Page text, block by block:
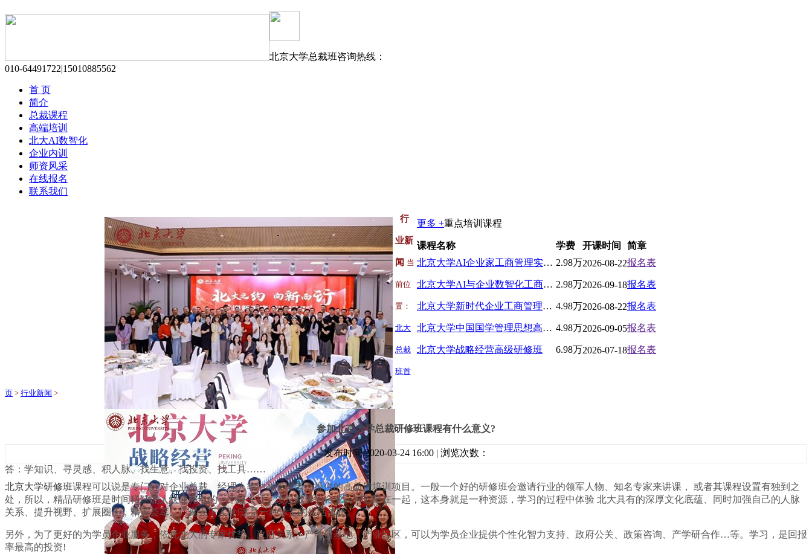
北京大学总裁班咨询热线：
010-64491722|15010885562
首 页
简介
总裁课程
高端培训
北大AI数智化
企业内训
师资风采
在线报名
联系我们
更多 +重点培训课程
课程名称 学费 开课时间
简章
北京大学AI企业家工商管理实战高级研修班 2.98万2026-08-22报名表
北京大学AI与企业数智化工商管理高级研修班 2.98万2026-09-18报名表
北京大学新时代企业工商管理高级研修班 4.98万2026-08-22报名表
北京大学中国国学管理思想高级研修班 4.98万2026-09-05报名表
北京大学战略经营高级研修班 6.98万2026-07-18报名表
行
业新
闻 当
前位
置：
北大
总裁
班首
页 > 行业新闻 >
参加北京大学总裁研修班课程有什么意义?
发布时间:2020-03-24 16:00 | 浏览次数：
答：学知识、寻灵感、积人脉、找生意、找投资、找工具……
北京大学研修班课程可以说是专门针对企业总裁、经理人等中高管理者而提供的高质量培训项目。一般一个好的研修班会邀请行业的领军人物、知名专家来讲课， 或者其课程设置有独到之
处，所以，精品研修班是时间稀缺的人快速充电的一个好去处。读总裁班的企业高管们聚在一起，这本身就是一种资源，学习的过程中体验 北大具有的深厚文化底蕴、同时加强自己的人脉
关系、提升视野、扩展圈子，精英荟萃，广聚天下人脉!这是一种珍贵的生活体验。
另外，为了更好的为学员企业服务，依托北大的专家优势、政府关系、产学研基地、产业园区，可以为学员企业提供个性化智力支持、政府公关、政策咨询、产学研合作…等。学习，是回报
率最高的投资!